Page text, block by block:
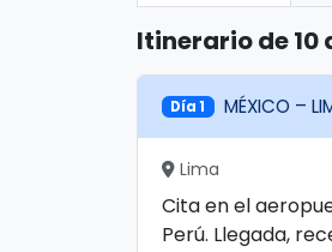
Itinerario de 10
Día 1 MÉXICO –
Lima
Cita en el
Perú. Llegada,